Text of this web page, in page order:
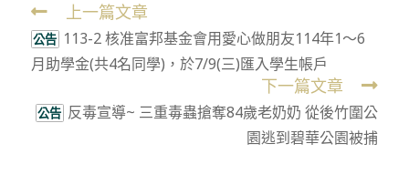
Read
more
articles
上一篇文章
公告 113-2 核准富邦基金會用愛心做朋友114年1～6
月助學金(共4名同學)，於7/9(三)匯入學生帳戶
下一篇文章
公告 反毒宣導~ 三重毒蟲搶奪84歲老奶奶 從後竹圍公
園逃到碧華公園被捕